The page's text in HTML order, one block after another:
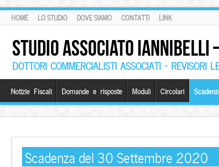
HOME LO STUDIO DOVE SIAMO CONTATTI LINK
STUDIO ASSOCIATO
DOTTORI COMMERCIALISTI ASSOCIATI – REVISORI
Notizie Fiscali Domande e risposte Moduli Circolari
Scadenza del 30 Settembre 2020